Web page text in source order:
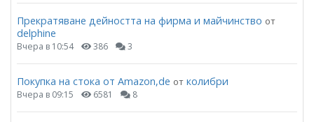
Прекратяване дейността на фирма и майчинство от
delphine
Вчера в 10:54 386 3
Покупка на стока от Amazon,de от колибри
Вчера в 09:15 6581 8